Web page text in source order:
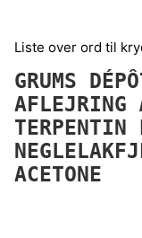
Liste over ord til
GRUMS
AFLEJRING
TERPENTIN
ACETONE